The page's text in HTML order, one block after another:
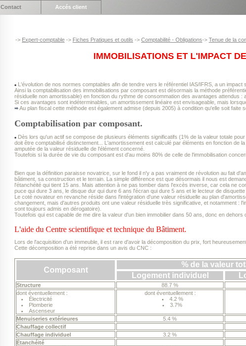
Contact Accés client
-> Expert-comptable -> Fiches Pratiques et outils -> Comptabilité - Obligations-> Tenue de la
IMMOBILISATIONS ET L'IMPACT
L'évolution de nos normes comptables afin de tendre vers le référentiel IAS/IFRS, a un impact
Ainsi la comptabilisation des immobilisations par composant est désormais la méthode
résiduelle non amortissable) en fonction du rythme de consommation des avantages attendus :
Si ces avantages sont indéterminables, un amortissement linéaire est envisageable, mais
Au plan fiscal cette méthode est également admise (depuis 2005) à condition qu'elle soit faite
Comptabilisation par composant.
Dès lors qu'un actif se compose de plusieurs éléments significatifs (1% de la valeur totale
doit être comptabilisé distinctement... L'amortissement est calculé par éléments en fonction de
amputée de la valeur résiduelle de l'élément concerné.
Toutefois si la durée de vie du composant est d'au moins 80% de celle de l'immobilisation
Bien que la définition paraisse novatrice, sur le fond il n'y a pas vraiment de révolution au fait
bâtiment, sa construction et le terrain. La simple différence est que désormais il nous est
l'étanchéité qui tient 15 ans. Mais attention à ne pas tomber dans l'excès inverse, car cela ne
puce qui dure 3 ans, le disque dur qui dure 6 ans l'écran qui dure 5 ans et le lecteur de
Le coté novateur en revanche réside dans l'intégration d'une valeur résiduelle au plan
changement, mais d'autres produits ont une valeur résiduelle très significative, et notamment :
sont toujours admis en dérogatoire).
Toutefois qui est capable de me dire la valeur d'un bien immobilier dans 50 ans, donc en
L'aide du Centre scientifique et technique du Bâtiment.
Lors de l'acquisition d'un immeuble, il est rare d'avoir la décomposition du prix, fort
Cette décomposition a été reprise dans un avis du CNC :
Composant
% de la valeur
Logement individuel
Structure 88.7 %
dont éventuellement :
Électricité
Plomberie
Ascenseur
dont éventuellement :
4.2 %
3.7%
Menuiseries extérieures
5.4 %
Chauffage collectif
Chauffage individuel
3.2 %
Étanchéité